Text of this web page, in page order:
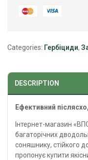
Categories: Гербіциди,
DESCRIPTION
Ефективний
Інтернет-магазин
багаторічних
соняшнику, стійкого
пропонує купити